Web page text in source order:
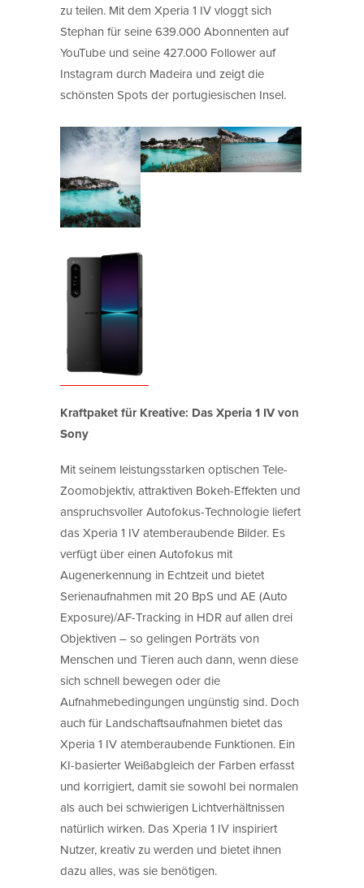
zu teilen. Mit dem Xperia 1 IV vloggt sich
Stephan für seine 639.000 Abonnenten auf
YouTube und seine 427.000 Follower auf
Instagram durch Madeira und zeigt die
schönsten Spots der portugiesischen Insel.
Kraftpaket für Kreative: Das Xperia 1 IV von
Sony
Mit seinem leistungsstarken optischen Tele-
Zoomobjektiv, attraktiven Bokeh-Effekten und
anspruchsvoller Autofokus-Technologie liefert
das Xperia 1 IV atemberaubende Bilder. Es
verfügt über einen Autofokus mit
Augenerkennung in Echtzeit und bietet
Serienaufnahmen mit 20 BpS und AE (Auto
Exposure)/AF-Tracking in HDR auf allen drei
Objektiven – so gelingen Porträts von
Menschen und Tieren auch dann, wenn diese
sich schnell bewegen oder die
Aufnahmebedingungen ungünstig sind. Doch
auch für Landschaftsaufnahmen bietet das
Xperia 1 IV atemberaubende Funktionen. Ein
KI-basierter Weißabgleich der Farben erfasst
und korrigiert, damit sie sowohl bei normalen
als auch bei schwierigen Lichtverhältnissen
natürlich wirken. Das Xperia 1 IV inspiriert
Nutzer, kreativ zu werden und bietet ihnen
dazu alles, was sie benötigen.